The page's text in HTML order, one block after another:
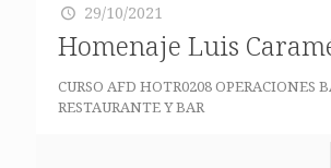
29/10/2021
Homenaje Luis
CURSO AFD HOTR0208 OPERACIONES
RESTAURANTE Y BAR